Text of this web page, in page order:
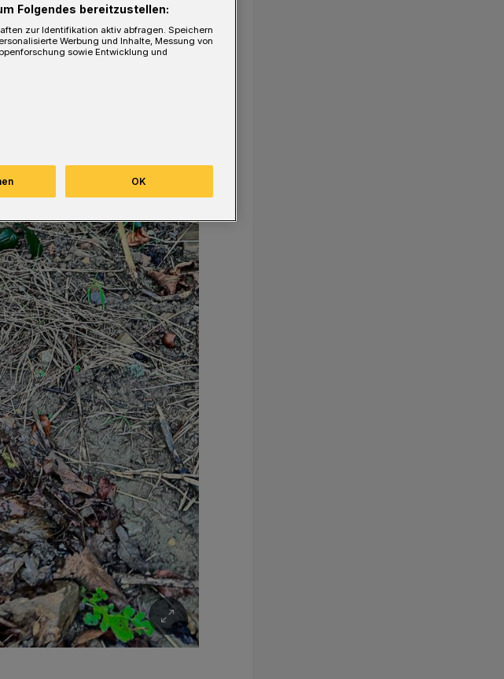
Folgendes bereitzustellen:
zur Identifikation aktiv abfragen. Speichern
Werbung und Inhalte, Messung von
sowie Entwicklung und
OK